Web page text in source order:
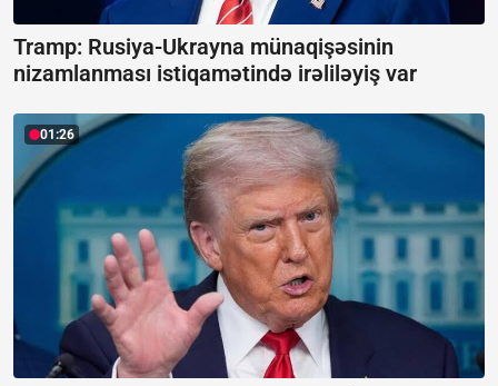
Tramp: Rusiya-Ukrayna münaqişəsinin
nizamlanması istiqamətində irəliləyiş var
01:26